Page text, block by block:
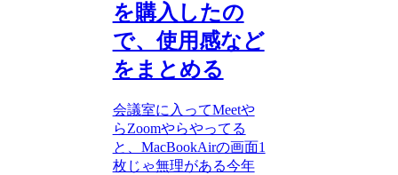
を購入したの
で、使用感など
をまとめる
会議室に入ってMeetや
らZoomやらやってる
と、MacBookAirの画面1
枚じゃ無理がある今年